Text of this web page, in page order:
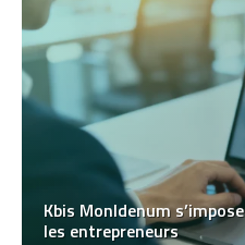
Kbis MonIdenum
les entrepreneurs